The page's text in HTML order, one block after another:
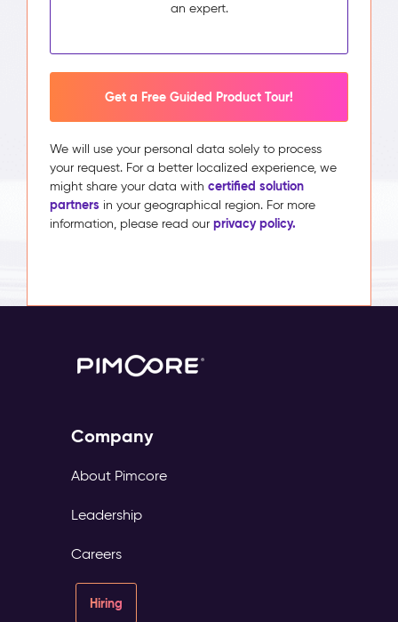
an expert.
Get a Free Guided Product Tour!
We will use your personal data solely to process
your request. For a better localized experience, we
might share your data with certified solution
partners in your geographical region. For more
information, please read our privacy policy.
Company
About Pimcore
Leadership
Careers
Hiring